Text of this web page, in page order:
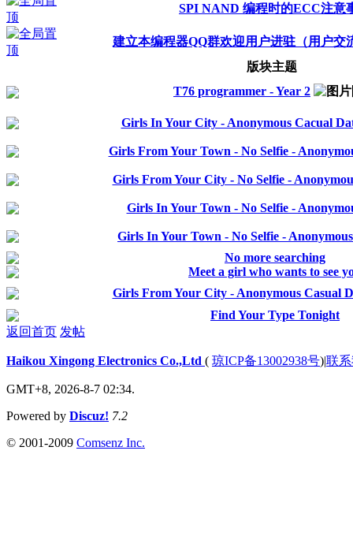
SPI NAND 编程时的ECC注意
建立本编程器QQ群欢迎用户进驻（用户交
版块主题
T76 programmer - Year 2
Girls In Your City - Anonymous Cacual
Girls From Your Town - No Selfie -
Girls From Your City - No Selfie -
Girls In Your Town - No Selfie -
Girls In Your Town - No Selfie -
No more searching
Meet a girl who wants to see
Girls From Your City - Anonymous Casual
Find Your Type Tonight
返回首页 发帖
Haikou Xingong Electronics Co.,Ltd ( 琼ICP备13002938号)|联
GMT+8, 2026-8-7 02:34.
Powered by Discuz! 7.2
© 2001-2009 Comsenz Inc.